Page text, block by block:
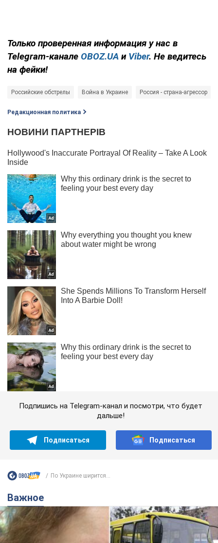
Только проверенная информация у нас в
Telegram-канале OBOZ.UA и Viber. Не ведитесь
на фейки!
Российские обстрелы Война в Украине Россия - страна-агрессор
Редакционная политика
Подпишись на Telegram-канал и посмотри, что будет
дальше!
Подписаться Подписаться
По Украине ширится...
Важное